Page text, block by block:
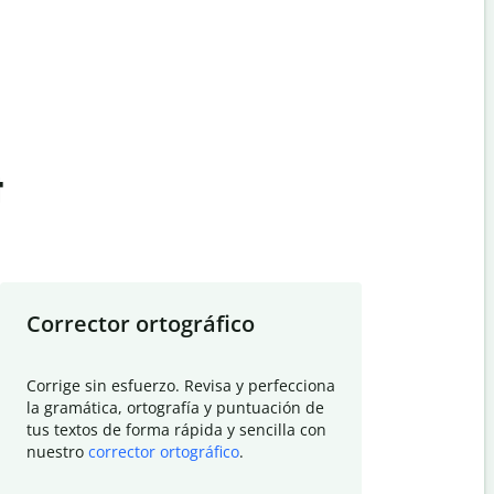
Corrector ortográfico
Corrige sin esfuerzo. Revisa y perfecciona
la gramática, ortografía y puntuación de
tus textos de forma rápida y sencilla con
nuestro corrector ortográfico.